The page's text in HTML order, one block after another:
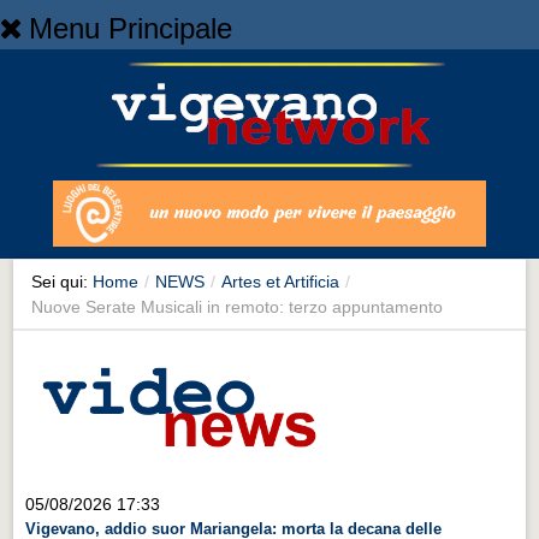
Menu Principale
NEWS
Cronaca
Cronaca
Artes et Artificia
Sport
Territorio
Sei qui: Home / NEWS / Artes et Artificia /
Nuove Serate Musicali in remoto: terzo appuntamento
05/08/2026 17:33
Vigevano, addio suor Mariangela: morta la decana delle